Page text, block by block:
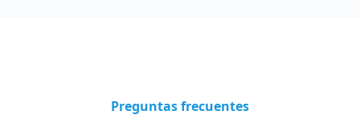
Preguntas frecuentes